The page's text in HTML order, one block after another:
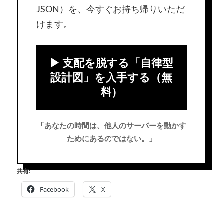
JSON）を、今すぐお持ち帰りいただ
けます。
▶ 支配を脱する「自律型
設計図」を入手する（無
料）
「あなたの時間は、他人のサーバーを動かす
ためにあるのではない。」
共有:
Facebook X